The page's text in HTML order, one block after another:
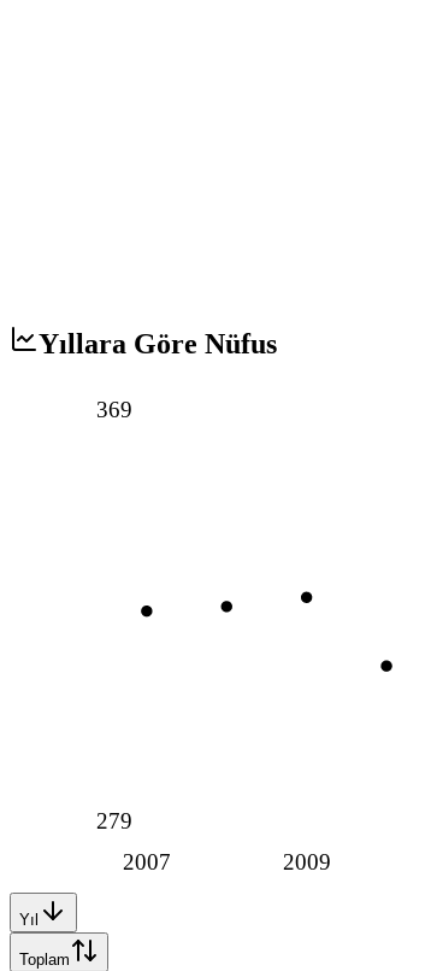
Yıllara Göre Nüfus
2007 2009
369
279
Yıl
Toplam